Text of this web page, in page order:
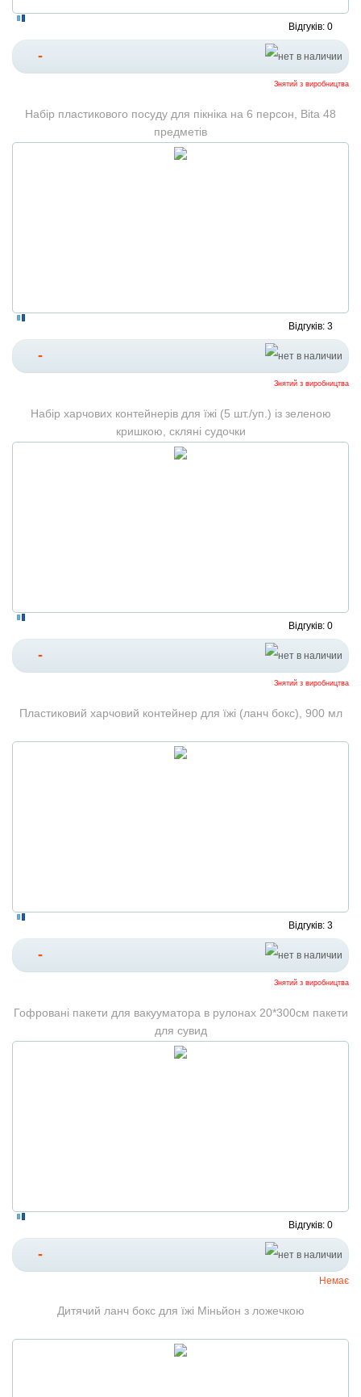
Відгуків: 0
-
Знятий з виробництва
Набір пластикового посуду для пікніка на 6 персон, Bita 48
предметів
Відгуків: 3
-
Знятий з виробництва
Набір харчових контейнерів для їжі (5 шт./уп.) із зеленою
кришкою, скляні судочки
Відгуків: 0
-
Знятий з виробництва
Пластиковий харчовий контейнер для їжі (ланч бокс), 900 мл
Відгуків: 3
-
Знятий з виробництва
Гофровані пакети для вакууматора в рулонах 20*300см пакети
для сувид
Відгуків: 0
-
Немає
Дитячий ланч бокс для їжі Міньйон з ложечкою